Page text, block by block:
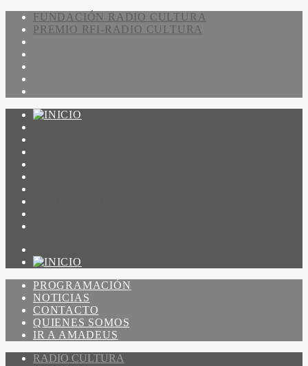
FUNDACIÓN RADIO CULTURA
PREMIO RFI-RADIO CULTURA
PROGRAMACIÓN
NOTICIAS
CONTACTO
QUIENES SOMOS
IR A AMADEUS
RADIO CULTURA